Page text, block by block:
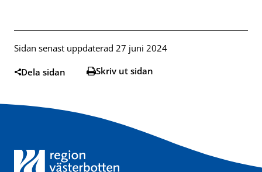
Sidan senast uppdaterad 27 juni 2024
Dela sidan Skriv ut sidan